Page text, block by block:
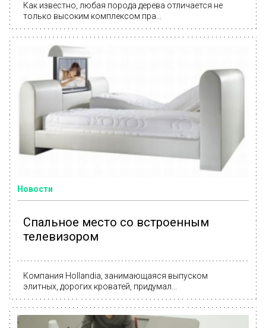
Как известно, любая порода дерева отличается не
только высоким комплексом пра...
Новости
Спальное место со встроенным
телевизором
Компания Hollandia, занимающаяся выпуском
элитных, дорогих кроватей, придумал...